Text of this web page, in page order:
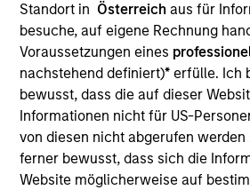
Standort in Österreich aus für
besuche, auf eigene Rechnung
Voraussetzungen eines
nachstehend definiert)* erfülle. Ich
bewusst, dass die auf dieser
Informationen nicht für US-
von diesen nicht abgerufen
ferner bewusst, dass sich die
Website möglicherweise auf
hardware, AI, manufacturing,
customer integration. Longer-
depend more on intelligence,
learning. Jerry Pang and Rose
China’s humanoid robots are
from televised spectacles to
commercial roles.
05-AUG-2026